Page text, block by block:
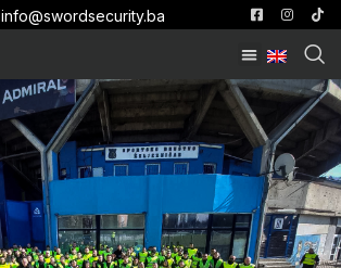
info@swordsecurity.ba